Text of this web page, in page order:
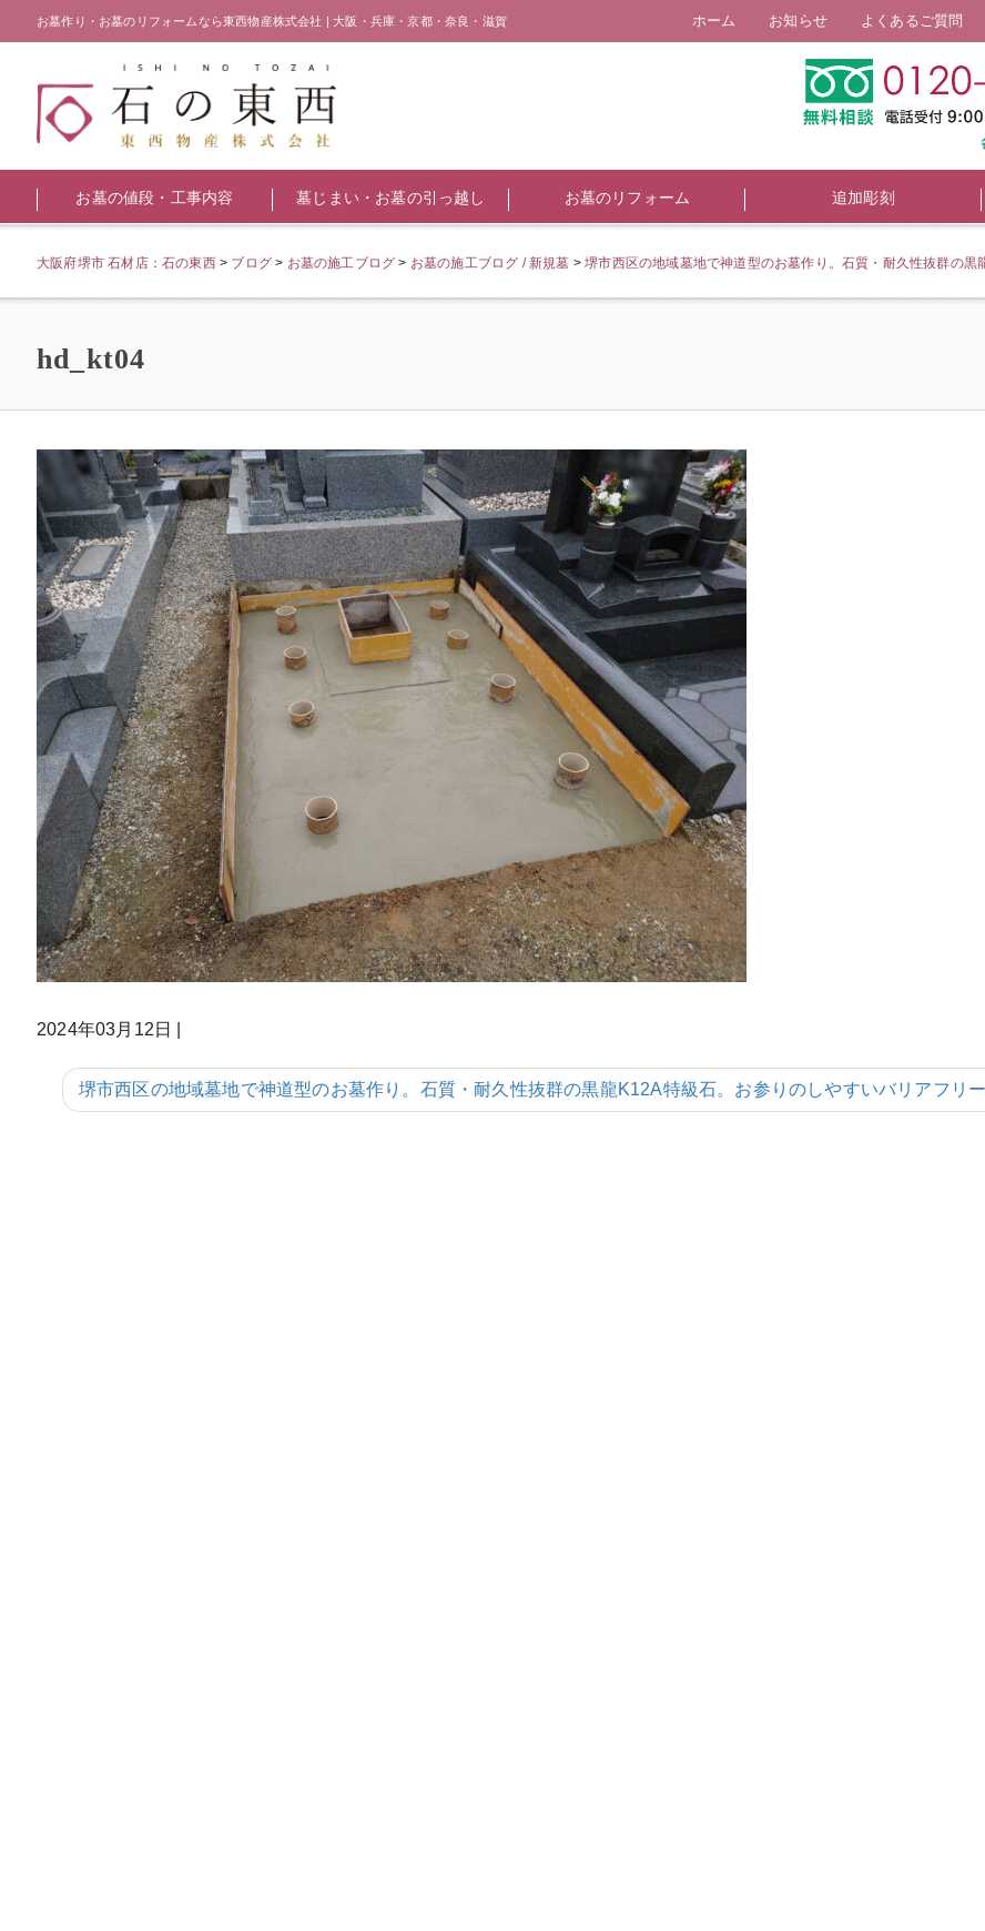
お墓作り・お墓のリフォームなら東西物産株式会社 | 大阪・兵庫・京都・奈良・滋賀 ホーム お知らせ よくあるご質問
お墓の値段・工事内容 墓じまい・お墓の引っ越し お墓のリフォーム 追加彫刻
大阪府堺市 石材店：石の東西> ブログ > お墓の施工ブログ > お墓の施工ブログ / 新規墓 >堺市西区の地域墓地で神道型のお墓作り。石質・耐久性抜群の黒
hd_kt04
2024年03月12日
堺市西区の地域墓地で神道型のお墓作り。石質・耐久性抜群の黒龍K12A特級石。お参りのしやすいバリアフリー